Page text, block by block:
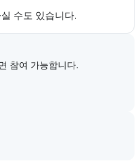
수도 있습니다.
참여 가능합니다.